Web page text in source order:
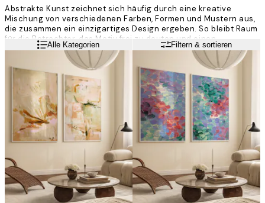
Abstrakte Kunst zeichnet sich häufig durch eine kreative
Mischung von verschiedenen Farben, Formen und Mustern aus,
die zusammen ein einzigartiges Design ergeben. So bleibt Raum
für die Betrachter, das Motiv frei zu deuten und einen
spannenden Akzent in Wohnräumen zu erzeugen.
WeiterlesenAlle Kategorien Filtern & sortieren